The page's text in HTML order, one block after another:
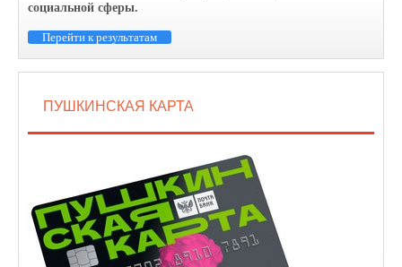
социальной сферы.
Перейти к результатам
ПУШКИНСКАЯ КАРТА